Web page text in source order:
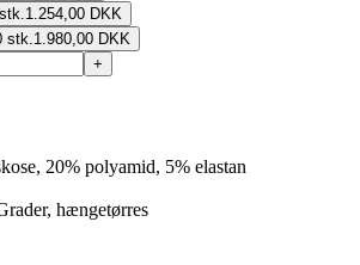
stk.1.254,00 DKK
stk.1.980,00 DKK
+
20% polyamid, 5% elastan
hængetørres